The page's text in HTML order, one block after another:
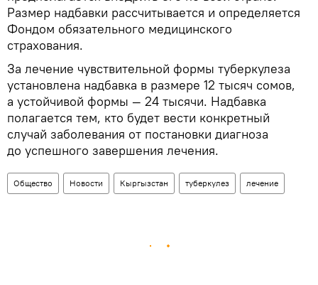
Размер надбавки рассчитывается и определяется
Фондом обязательного медицинского
страхования.
За лечение чувствительной формы туберкулеза
установлена надбавка в размере 12 тысяч сомов,
а устойчивой формы — 24 тысячи. Надбавка
полагается тем, кто будет вести конкретный
случай заболевания от постановки диагноза
до успешного завершения лечения.
Общество Новости Кыргызстан туберкулез лечение